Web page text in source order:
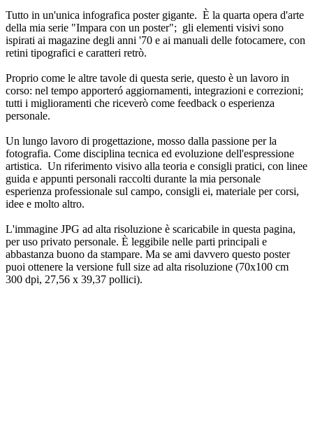
Tutto in un'unica infografica poster gigante. È la quarta opera d'arte
della mia serie "Impara con un poster"; gli elementi visivi sono
ispirati ai magazine degli anni '70 e ai manuali delle fotocamere, con
retini tipografici e caratteri retrò.
Proprio come le altre tavole di questa serie, questo è un lavoro in
corso: nel tempo apporteró aggiornamenti, integrazioni e correzioni;
tutti i miglioramenti che riceverò come feedback o esperienza
personale.
Un lungo lavoro di progettazione, mosso dalla passione per la
fotografia. Come disciplina tecnica ed evoluzione dell'espressione
artistica. Un riferimento visivo alla teoria e consigli pratici, con linee
guida e appunti personali raccolti durante la mia personale
esperienza professionale sul campo, consigli ei, materiale per corsi,
idee e molto altro.
L'immagine JPG ad alta risoluzione è scaricabile in questa pagina,
per uso privato personale. È leggibile nelle parti principali e
abbastanza buono da stampare. Ma se ami davvero questo poster
puoi ottenere la versione full size ad alta risoluzione (70x100 cm
300 dpi, 27,56 x 39,37 pollici).